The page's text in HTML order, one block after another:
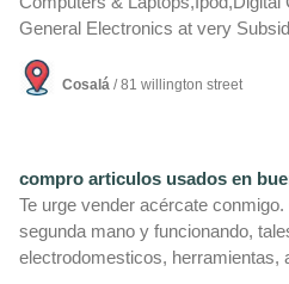
General Electronics at very
Cosalá / 81 willington street
compro articulos usados en
Te urge vender acércate
segunda mano y funcionando,
electrodomesticos, herramientas,